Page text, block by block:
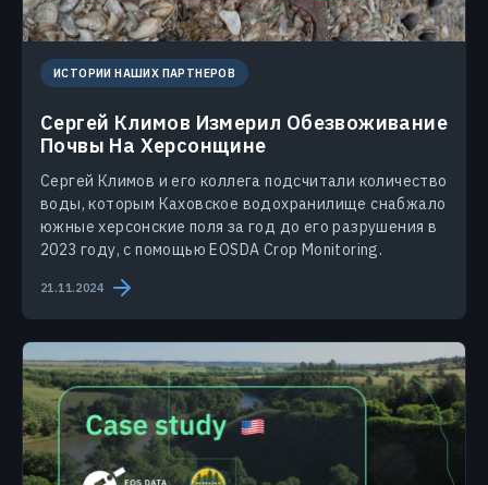
ИСТОРИИ НАШИХ ПАРТНЕРОВ
Сергей Климов Измерил Обезвоживание
Почвы На Херсонщине
Сергей Климов и его коллега подсчитали количество
воды, которым Каховское водохранилище снабжало
южные херсонские поля за год до его разрушения в
2023 году, с помощью EOSDA Crop Monitoring.
21.11.2024